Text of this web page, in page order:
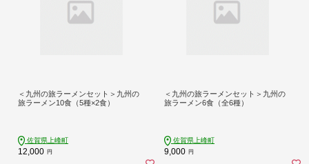
＜九州の旅ラーメンセット＞九州の
旅ラーメン10食（5種×2食）
佐賀県上峰町
12,000 円
＜九州の旅ラーメンセット＞九州の
旅ラーメン6食（全6種）
佐賀県上峰町
9,000 円